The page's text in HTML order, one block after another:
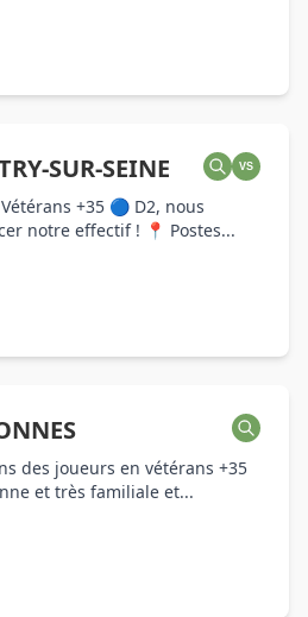
SUR-SEINE VS
+35 🔵 D2, nous
notre effectif ! 📍 Postes...
des joueurs en vétérans +35
et très familiale et...